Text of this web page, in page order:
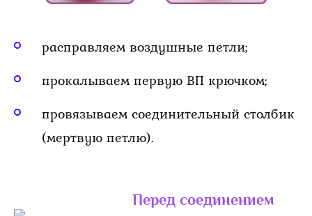
расправляем воздушные петли;
прокалываем первую ВП крючком;
провязываем соединительный столбик
(мертвую петлю).
Перед соединением